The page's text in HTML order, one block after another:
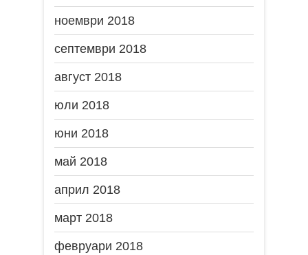
ноември 2018
септември 2018
август 2018
юли 2018
юни 2018
май 2018
април 2018
март 2018
февруари 2018